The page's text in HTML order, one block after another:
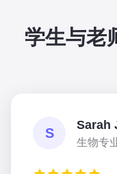
学生与老
S
Sarah
生物专